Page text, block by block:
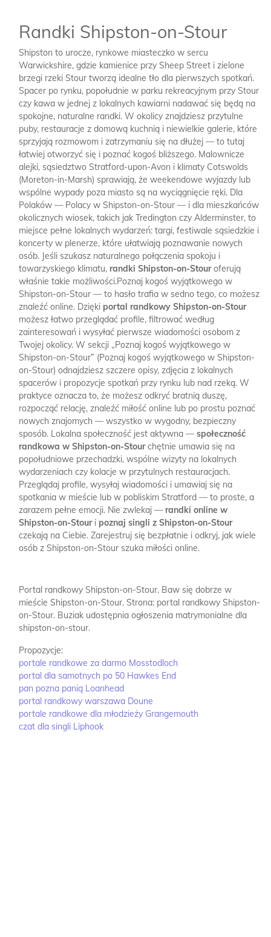
Randki Shipston-on-Stour
Shipston to urocze, rynkowe miasteczko w sercu
Warwickshire, gdzie kamienice przy Sheep Street i zielone
brzegi rzeki Stour tworzą idealne tło dla pierwszych spotkań.
Spacer po rynku, popołudnie w parku rekreacyjnym przy Stour
czy kawa w jednej z lokalnych kawiarni nadawać się będą na
spokojne, naturalne randki. W okolicy znajdziesz przytulne
puby, restauracje z domową kuchnią i niewielkie galerie, które
sprzyjają rozmowom i zatrzymaniu się na dłużej — to tutaj
łatwiej otworzyć się i poznać kogoś bliższego. Malownicze
alejki, sąsiedztwo Stratford-upon-Avon i klimaty Cotswolds
(Moreton-in-Marsh) sprawiają, że weekendowe wyjazdy lub
wspólne wypady poza miasto są na wyciągnięcie ręki. Dla
Polaków — Polacy w Shipston-on-Stour — i dla mieszkańców
okolicznych wiosek, takich jak Tredington czy Alderminster, to
miejsce pełne lokalnych wydarzeń: targi, festiwale sąsiedzkie i
koncerty w plenerze, które ułatwiają poznawanie nowych
osób. Jeśli szukasz naturalnego połączenia spokoju i
towarzyskiego klimatu, randki Shipston-on-Stouroferują
właśnie takie możliwości.Poznaj kogoś wyjątkowego w
Shipston-on-Stour — to hasło trafia w sedno tego, co możesz
znaleźć online. Dzięki portal randkowy Shipston-on-Stour
możesz łatwo przeglądać profile, filtrować według
zainteresowań i wysyłać pierwsze wiadomości osobom z
Twojej okolicy. W sekcji „Poznaj kogoś wyjątkowego w
Shipston-on-Stour” (Poznaj kogoś wyjątkowego w Shipston-
on-Stour) odnajdziesz szczere opisy, zdjęcia z lokalnych
spacerów i propozycje spotkań przy rynku lub nad rzeką. W
praktyce oznacza to, że możesz odkryć bratnią duszę,
rozpocząć relację, znaleźć miłość online lub po prostu poznać
nowych znajomych — wszystko w wygodny, bezpieczny
sposób. Lokalna społeczność jest aktywna — społeczność
randkowa w Shipston-on-Stourchętnie umawia się na
popołudniowe przechadzki, wspólne wizyty na lokalnych
wydarzeniach czy kolacje w przytulnych restauracjach.
Przeglądaj profile, wysyłaj wiadomości i umawiaj się na
spotkania w mieście lub w pobliskim Stratford — to proste, a
zarazem pełne emocji. Nie zwlekaj — randki online w
Shipston-on-Stouri poznaj singli z Shipston-on-Stour
czekają na Ciebie. Zarejestruj się bezpłatnie i odkryj, jak wiele
osób z Shipston-on-Stour szuka miłości online.
Portal randkowy Shipston-on-Stour. Baw się dobrze w
mieście Shipston-on-Stour. Strona: portal randkowy Shipston-
on-Stour. Buziak udostępnia ogłoszenia matrymonialne dla
shipston-on-stour.
Propozycje:
portale randkowe za darmo Mosstodloch
portal dla samotnych po 50 Hawkes End
pan pozna panią Loanhead
portal randkowy warszawa Doune
portale randkowe dla młodzieży Grangemouth
czat dla singli Liphook